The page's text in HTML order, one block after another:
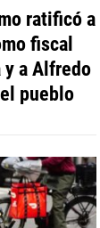
ratificó a
fiscal
y a Alfredo
pueblo